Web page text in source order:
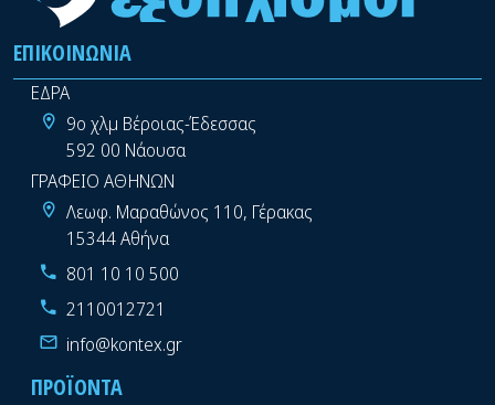
ΕΠΙΚΟΙΝΩΝΊΑ
ΕΔΡΑ
9ο χλμ Βέροιας-Έδεσσας
592 00 Νάουσα
ΓΡΑΦΕΙΟ ΑΘΗΝΩΝ
Λεωφ. Μαραθώνος 110, Γέρακας
15344 Αθήνα
801 10 10 500
2110012721
info@kontex.gr
ΠΡΟΪΌΝΤΑ